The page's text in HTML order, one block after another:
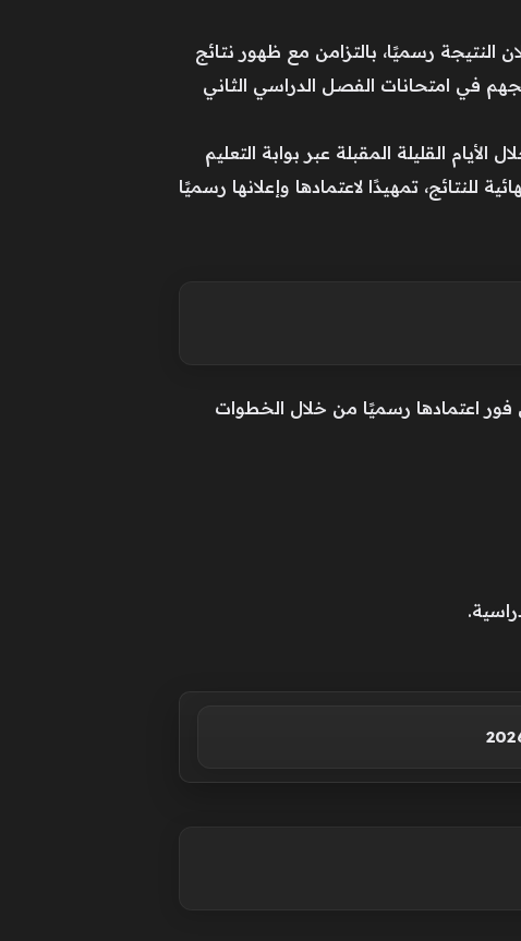
أمورهم إعلان النتيجة رسميًا، بالتزامن مع ظهور نتائج
في امتحانات الفصل الدراسي الثاني
بالجيزة، أن نتيجة امتحانات الصف الثاني الإعدادي 2026 ستُعلن خلال الأيام القليلة المقبلة عبر بوابة التعليم
النهائية للنتائج، تمهيدًا لاعتمادها وإعلانها رسميًا
فور اعتمادها رسميًا من خلال الخطوات